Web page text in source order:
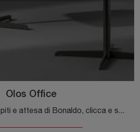
Olos Office
Se cerchi sedie ospiti e attesa di Bonaldo, clicca e scopri di più sul modello Olos Office in tessuto per uffici operativi e direzionali!